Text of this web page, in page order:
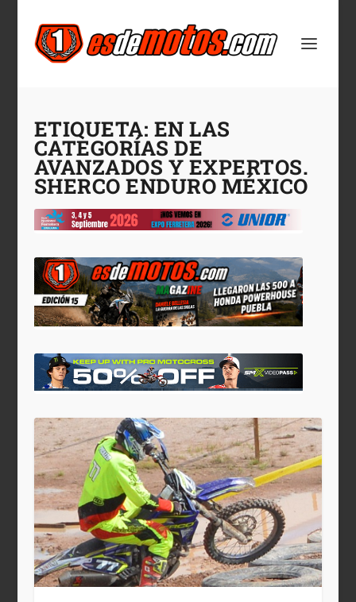
ETIQUETA: EN LAS
CATEGORÍAS DE
AVANZADOS Y EXPERTOS.
SHERCO ENDURO MÉXICO